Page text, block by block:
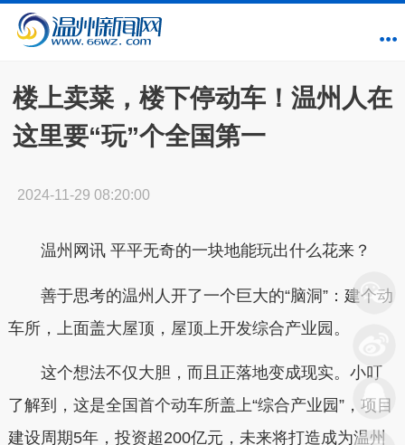
楼上卖菜，楼下停动车！温州人在
这里要“玩”个全国第一
2024-11-29 08:20:00
温州网讯 平平无奇的一块地能玩出什么花来？
善于思考的温州人开了一个巨大的“脑洞”：建个动
车所，上面盖大屋顶，屋顶上开发综合产业园。
这个想法不仅大胆，而且正落地变成现实。小叮
了解到
， 这是全国首个动车所盖上“综合产业园”，项目
建设周期5年，投资超200亿元，未来将打造成为温州